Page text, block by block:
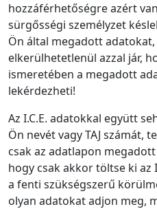
hozzáférhetőségre azért
sürgősségi személyzet
Ön által megadott adatokat,
elkerülhetetlenül azzal jár,
ismeretében a megadott
lekérdezheti!
Az I.C.E. adatokkal együtt
Ön nevét vagy TAJ számát,
csak az adatlapon
hogy csak akkor töltse ki az
a fenti szükségszerű
olyan adatokat adjon meg,